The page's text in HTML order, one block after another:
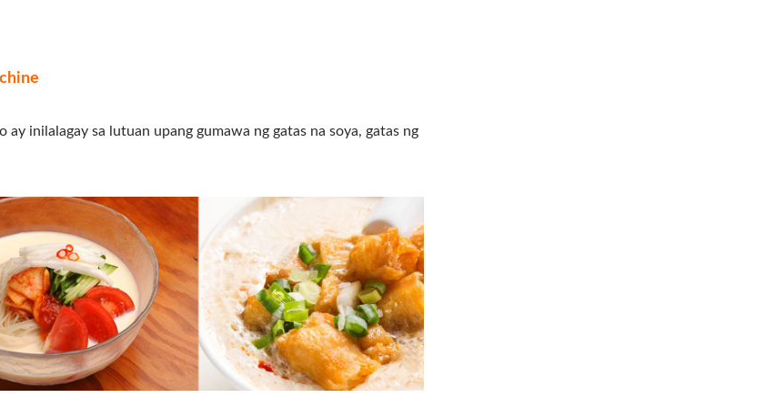
inilalagay sa lutuan upang gumawa ng gatas na soya, gatas ng